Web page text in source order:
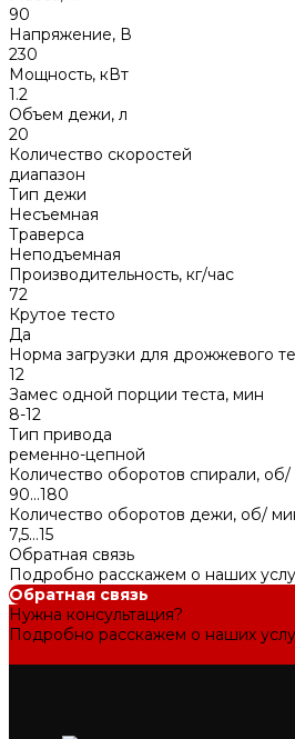
90
Напряжение, В
230
Мощность, кВт
1.2
Объем дежи, л
20
Количество скоростей
диапазон
Тип дежи
Несъемная
Траверса
Неподъемная
Производительность, кг/час
72
Крутое тесто
Да
Норма загрузки для дрожжевого
12
Замес одной порции теста, мин
8-12
Тип привода
ременно-цепной
Количество оборотов спирали,
90...180
Количество оборотов дежи, об/
7,5...15
Обратная связь
Подробно расскажем о наших
Обратная связь
Нужна консультация?
Подробно расскажем о наших